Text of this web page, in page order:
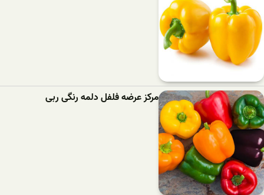
مرکز عرضه فلفل دلمه رنگی ربی